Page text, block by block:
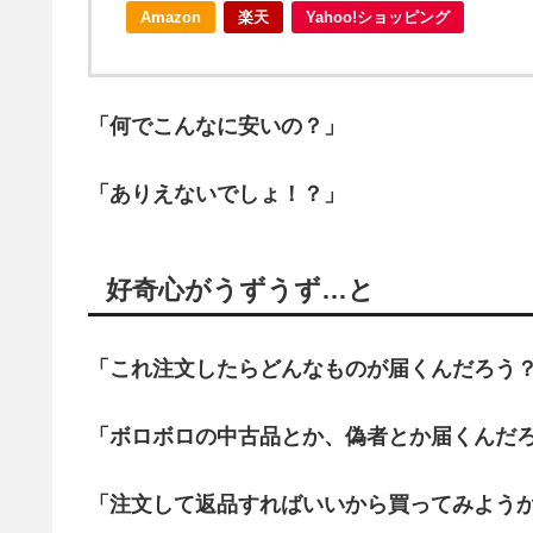
Amazon 楽天 Yahoo!ショッピング
「何でこんなに安いの？」
「ありえないでしょ！？」
好奇心がうずうず…と
「これ注文したらどんなものが届くんだろう？
「ボロボロの中古品とか、偽者とか届くんだ
「注文して返品すればいいから買ってみよう